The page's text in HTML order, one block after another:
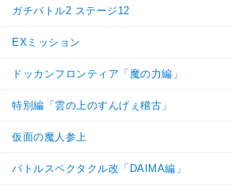
ガチバトル2 ステージ12
EXミッション
ドッカンフロンティア「魔の力編」
特別編「雲の上のすんげぇ稽古」
仮面の魔人参上
バトルスペクタクル改「DAIMA編」